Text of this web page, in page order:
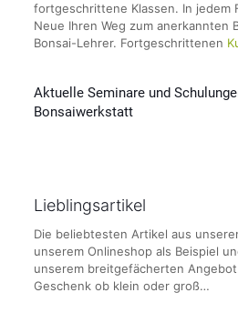
fortgeschrittene Klassen. In jedem
Neue Ihren Weg zum anerkannten
Bonsai-Lehrer. Fortgeschrittenen
Aktuelle Seminare und
Bonsaiwerkstatt
Lieblingsartikel
Die beliebtesten Artikel aus
unserem Onlineshop als Beispiel
unserem breitgefächerten
Geschenk ob klein oder groß…